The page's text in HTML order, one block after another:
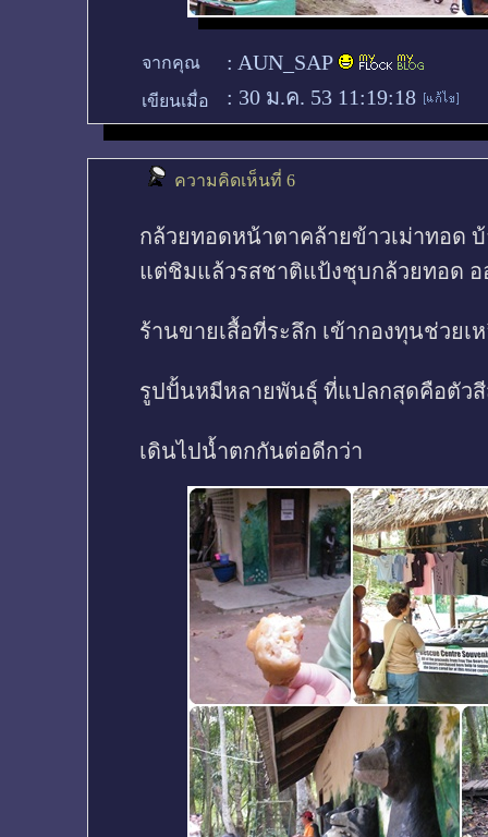
จากคุณ : AUN_SAP
เขียนเมื่อ : 30 ม.ค. 53 11:19:18
ความคิดเห็นที่ 6
กล้วยทอดหน้าตาคล้ายข้าวเม่าทอด บ้
แต่ชิมแล้วรสชาติแป้งชุบกล้วยทอด
ร้านขายเสื้อที่ระลึก เข้ากองทุนช่วยเ
รูปปั้นหมีหลายพันธุ์ ที่แปลกสุดคือตัว
เดินไปน้ำตกกันต่อดีกว่า